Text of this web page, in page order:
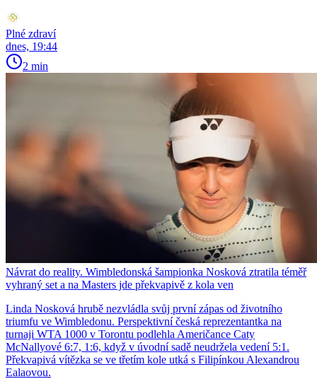
Plné zdraví
dnes, 19:44
2 min
Návrat do reality. Wimbledonská šampionka Nosková ztratila téměř
vyhraný set a na Masters jde překvapivě z kola ven
Linda Nosková hrubě nezvládla svůj první zápas od životního
triumfu ve Wimbledonu. Perspektivní česká reprezentantka na
turnaji WTA 1000 v Torontu podlehla Američance Caty
McNallyové 6:7, 1:6, když v úvodní sadě neudržela vedení 5:1.
Překvapivá vítězka se ve třetím kole utká s Filipínkou Alexandrou
Ealaovou.